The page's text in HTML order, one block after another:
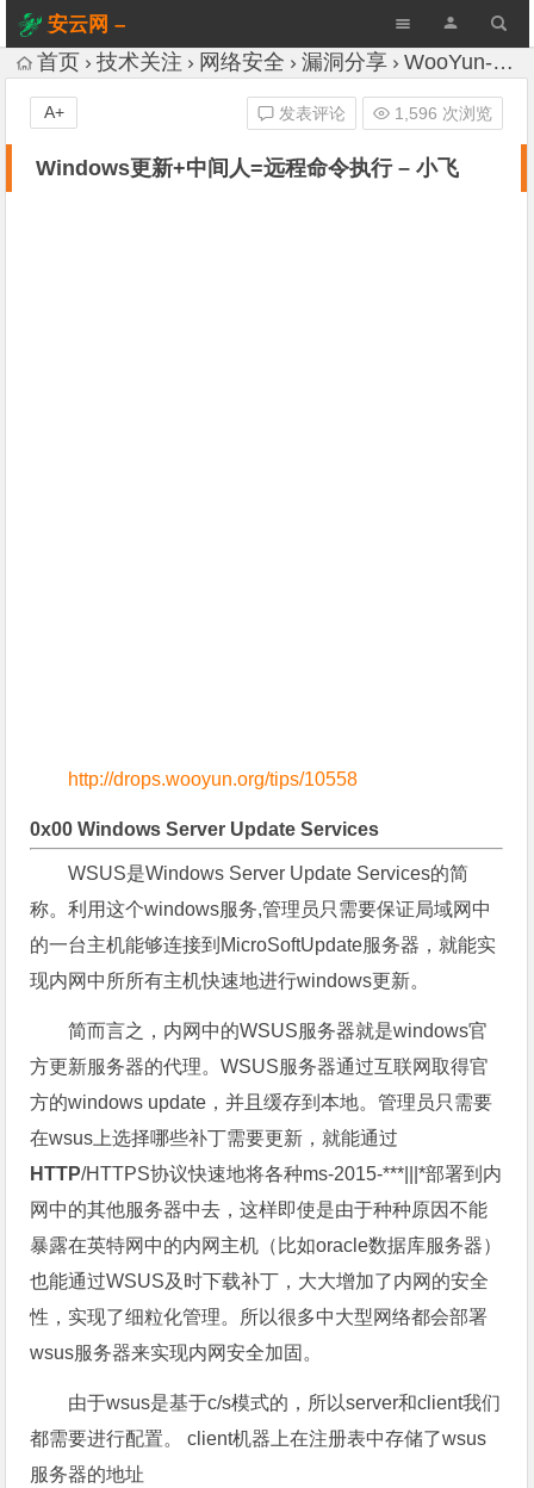
安云网 –
AnYun.ORG
首页 技术关注 网络安全 漏洞分享 WooYun-Drops
Windows更新+中间人=远程命令执行 – 小飞
发表评论 1,596 次浏览
A+
http://drops.wooyun.org/tips/10558
0x00 Windows Server Update Services
WSUS是Windows Server Update Services的简
称。利用这个windows服务,管理员只需要保证局域网中
的一台主机能够连接到MicroSoftUpdate服务器，就能实
现内网中所所有主机快速地进行windows更新。
简而言之，内网中的WSUS服务器就是windows官
方更新服务器的代理。WSUS服务器通过互联网取得官
方的windows update，并且缓存到本地。管理员只需要
在wsus上选择哪些补丁需要更新，就能通过
HTTP/HTTPS协议快速地将各种ms-2015-***|||*部署到内
网中的其他服务器中去，这样即使是由于种种原因不能
暴露在英特网中的内网主机（比如oracle数据库服务器）
也能通过WSUS及时下载补丁，大大增加了内网的安全
性，实现了细粒化管理。所以很多中大型网络都会部署
wsus服务器来实现内网安全加固。
由于wsus是基于c/s模式的，所以server和client我们
都需要进行配置。 client机器上在注册表中存储了wsus
服务器的地址